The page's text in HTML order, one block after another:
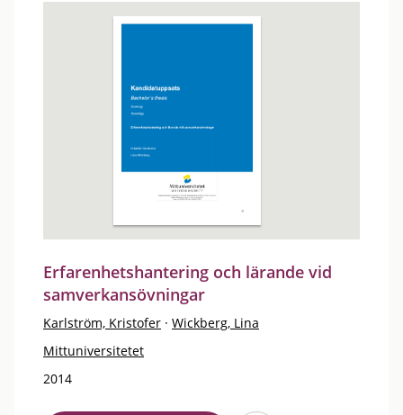
Erfarenhetshantering och lärande vid
samverkansövningar
Karlström, Kristofer · Wickberg, Lina
Mittuniversitetet
2014